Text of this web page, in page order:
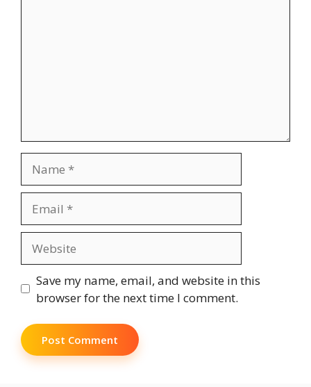
Save my name, email, and website in this
browser for the next time I comment.